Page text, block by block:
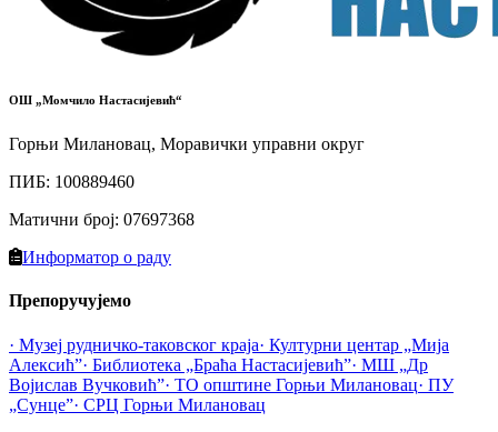
ОШ „Момчило Настасијевић“
Горњи Милановац, Моравички управни округ
ПИБ: 100889460
Матични број: 07697368
Информатор о раду
Препоручујемо
· Музеј рудничко-таковског краја· Културни центар „Мија
Алексић”· Библиотека „Браћа Настасијевић”· МШ „Др
Војислав Вучковић”· ТО општине Горњи Милановац· ПУ
„Сунце”· СРЦ Горњи Милановац